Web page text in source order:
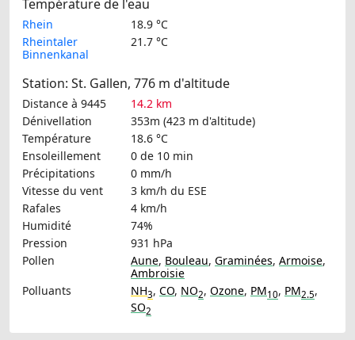
Température de l'eau
Rhein
18.9 °C
Rheintaler
Binnenkanal
21.7 °C
Station: St. Gallen, 776 m d'altitude
Distance à 9445
14.2 km
Dénivellation
353m (423 m d'altitude)
Température
18.6 °C
Ensoleillement
0 de 10 min
Précipitations
0 mm/h
Vitesse du vent
3 km/h du ESE
Rafales
4 km/h
Humidité
74%
Pression
931 hPa
Pollen
Aune, Bouleau, Graminées, Armoise,
Ambroisie
Polluants
NH3, CO, NO2, Ozone, PM10, PM2.5,
SO2